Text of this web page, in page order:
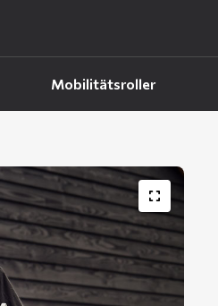
Mobilitätsroller